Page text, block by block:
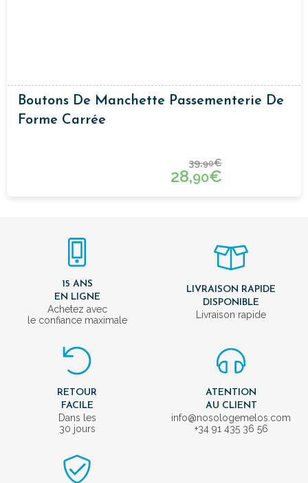
Boutons De Manchette Passementerie De
Forme Carrée
39,90€
28,90€
15 ANS
EN LIGNE
Achetez avec
le confiance maximale
LIVRAISON RAPIDE
DISPONIBLE
Livraison rapide
RETOUR
FACILE
Dans les
30 jours
ATENTION
AU CLIENT
info@nosologemelos.com
+34 91 435 36 56